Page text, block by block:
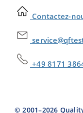
Contactez-
+49 8171
© 2001–2026